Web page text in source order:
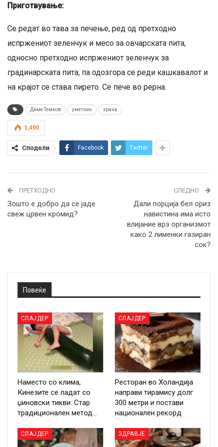
Приготвување:
Се редат во тава за печење, ред од претходно
испржениот зеленчук и месо за овчарската пита,
односно претходно испржениот зеленчук за
градинарската пита, па одозгора се реди кашкавалот и
на крајот се става пирето. Се пече во рерна.
Диме Темков уметник храна
1,490
Сподели Facebook Twitter
ПРЕТХОДНО
Зошто е добро да се јаде
свеж црвен кромид?
СЛЕДНО
Дали порција бел ориз
навистина има исто
влијание врз организмот
како 2 лименки газиран
сок?
Повеќе
СЛАЈДЕР
Наместо со клима,
Кинезите се ладат со
џиновски тикви: Стар
традиционален метод…
СЛАЈДЕР
Ресторан во Холандија
направи тирамису долг
300 метри и постави
национален рекорд
СЛАЈДЕР ЗДРАВЈЕ